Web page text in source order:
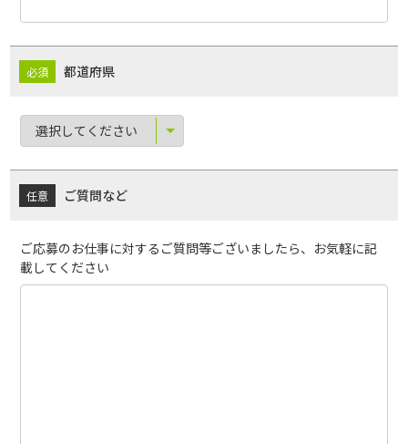
都道府県
ご質問など
ご応募のお仕事に対するご質問等ございましたら、お気軽に記
載してください